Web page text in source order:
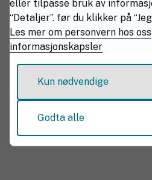
eller tilpasse bruk av
“Detaljer”. før du klikker på
Les mer om personvern hos oss
informasjonskapsler
Kun nødvendige
Godta alle